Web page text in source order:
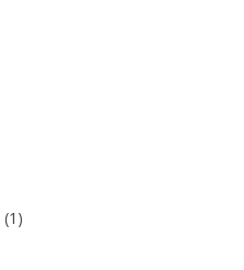
(1)